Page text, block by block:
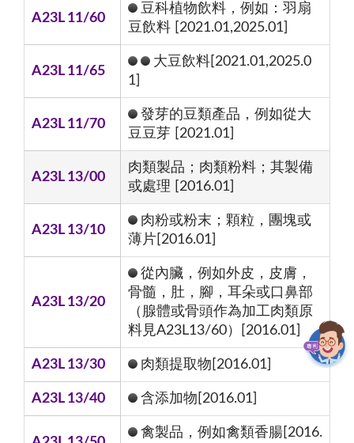
A23L 11/60
豆科植物飲料，例如：羽扇
豆飲料 [2021.01,2025.01]
A23L 11/65
大豆飲料[2021.01,2025.0
1]
A23L 11/70
發芽的豆類產品，例如從大
豆豆芽 [2021.01]
A23L 13/00
肉類製品；肉類粉料；其製備
或處理 [2016.01]
A23L 13/10
肉粉或粉末；顆粒，團塊或
薄片[2016.01]
A23L 13/20
從內臟，例如外皮，皮膚，
骨髓，肚，腳，耳朵或口鼻部
（腺體或骨頭作為加工肉類原
料見A23L13/60）[2016.01]
A23L 13/30 肉類提取物[2016.01]
A23L 13/40 含添加物[2016.01]
禽製品，例如禽類香腸[2016.